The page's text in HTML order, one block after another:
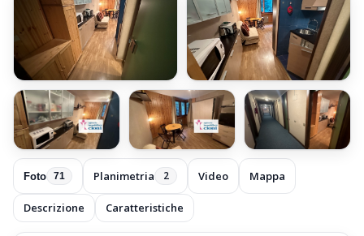
+65 foto
Foto 71 Planimetria 2 Video Mappa
Descrizione Caratteristiche